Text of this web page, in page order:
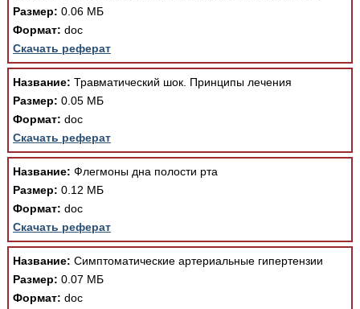
Обратная связь
Добавить материал
FAQ
Размер: 0.06 МБ
Формат: doc
Скачать реферат
Название: Травматический шок. Принципы лечения
Размер: 0.05 МБ
Формат: doc
Скачать реферат
Название: Флегмоны дна полости рта
Размер: 0.12 МБ
Формат: doc
Скачать реферат
Название: Симптоматические артериальные гипертензии
Размер: 0.07 МБ
Формат: doc